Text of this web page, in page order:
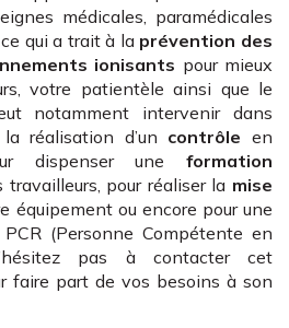
médicales, paramédicales
qui a trait à la prévention des
ionisants pour mieux
votre patientèle ainsi que le
notamment intervenir dans
réalisation d’un contrôle en
dispenser une formation
travailleurs, pour réaliser la mise
équipement ou encore pour une
(Personne Compétente en
pas à contacter cet
faire part de vos besoins à son